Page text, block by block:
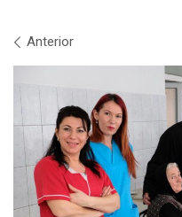
Navigare în
Anterior